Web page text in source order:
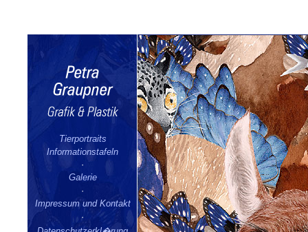
Tierportraits
Informationstafeln
·
Galerie
·
Impressum und Kontakt
·